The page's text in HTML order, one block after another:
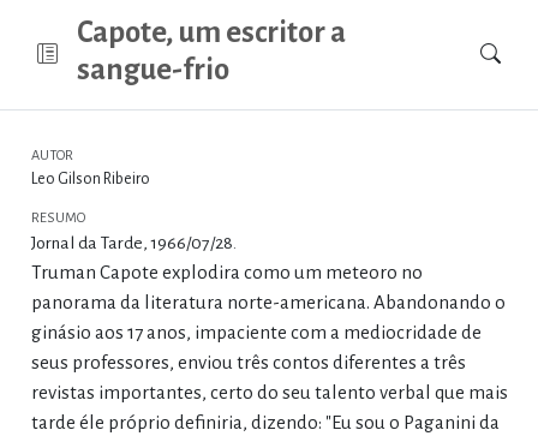
Capote, um escritor a
sangue-frio
AUTOR
Leo Gilson Ribeiro
RESUMO
Jornal da Tarde, 1966/07/28.
Truman Capote explodira como um meteoro no
panorama da literatura norte-americana. Abandonando o
ginásio aos 17 anos, impaciente com a mediocridade de
seus professores, enviou três contos diferentes a três
revistas importantes, certo do seu talento verbal que mais
tarde éle próprio definiria, dizendo: "Eu sou o Paganini da